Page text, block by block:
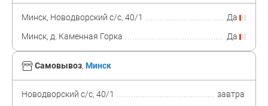
Самовывоз, Минск
Новодворский с/с, 40/1
завтра
Минск, Новодворский с/с, 40/1
Да
Минск, д. Каменная Горка
Да